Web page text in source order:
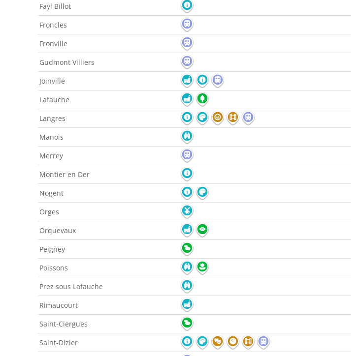
Fayl Billot
Froncles
Fronville
Gudmont Villiers
Joinville
Lafauche
Langres
Manois
Merrey
Montier en Der
Nogent
Orges
Orquevaux
Peigney
Poissons
Prez sous Lafauche
Rimaucourt
Saint-Ciergues
Saint-Dizier